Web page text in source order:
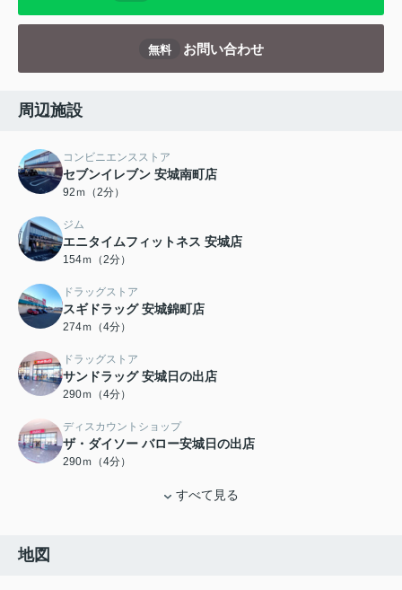
無料 お問い合わせ
周辺施設
コンビニエンスストア
セブンイレブン 安城南町店
92ｍ（2分）
ジム
エニタイムフィットネス 安城店
154ｍ（2分）
ドラッグストア
スギドラッグ 安城錦町店
274ｍ（4分）
ドラッグストア
サンドラッグ 安城日の出店
290ｍ（4分）
ディスカウントショップ
ザ・ダイソー バロー安城日の出店
290ｍ（4分）
すべて見る
地図